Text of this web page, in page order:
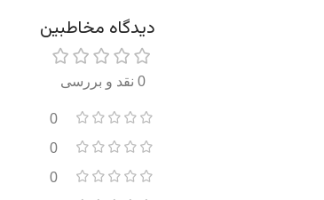
دیدگاه مخاطبین
0 نقد و بررسی
0
0
0